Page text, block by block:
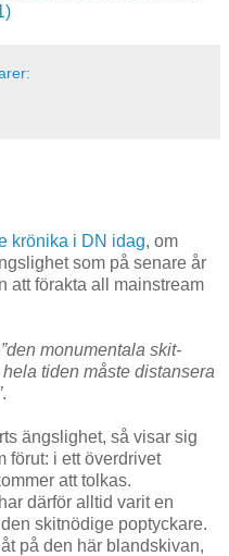
krönika i DN idag, om
som på senare år
att förakta all mainstream
”den monumentala skit­
tiden måste distansera
.
ängslighet, så visar sig
förut: i ett överdrivet
att tolkas.
därför alltid varit en
skitnödige poptyckare.
på den här blandskivan,